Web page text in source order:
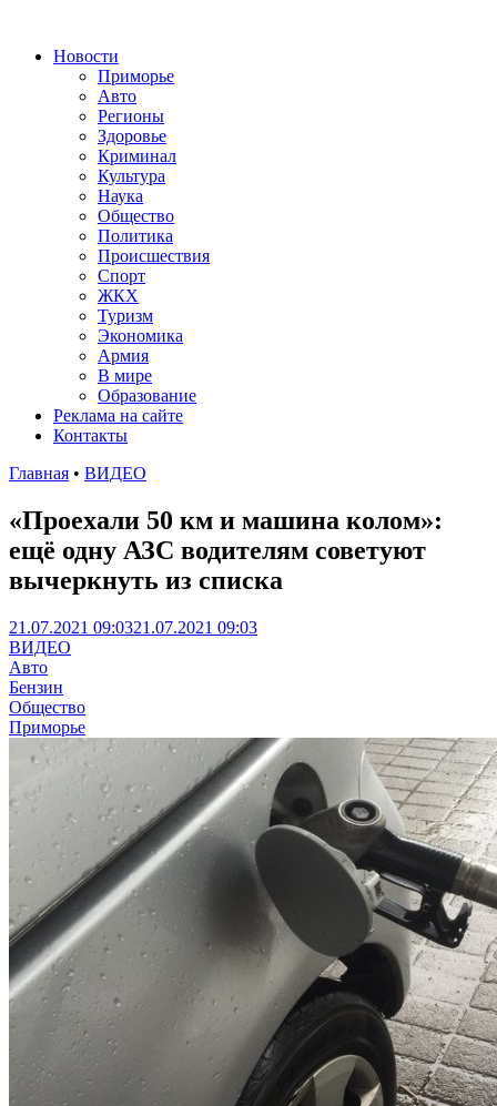
Новости
Приморье
Авто
Регионы
Здоровье
Криминал
Культура
Наука
Общество
Политика
Происшествия
Спорт
ЖКХ
Туризм
Экономика
Армия
В мире
Образование
Реклама на сайте
Контакты
Главная • ВИДЕО
«Проехали 50 км и машина колом»:
ещё одну АЗС водителям советуют
вычеркнуть из списка
21.07.2021 09:0321.07.2021 09:03
ВИДЕО
Авто
Бензин
Общество
Приморье